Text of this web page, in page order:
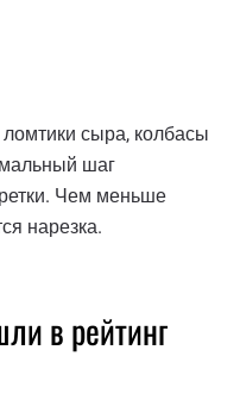
сыра, колбасы
шаг
Чем меньше
нарезка.
в рейтинг